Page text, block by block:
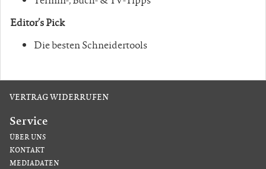
Editor’s Pick
Die besten Schneidertools
VERTRAG WIDERRUFEN
Service
ÜBER UNS
KONTAKT
MEDIADATEN